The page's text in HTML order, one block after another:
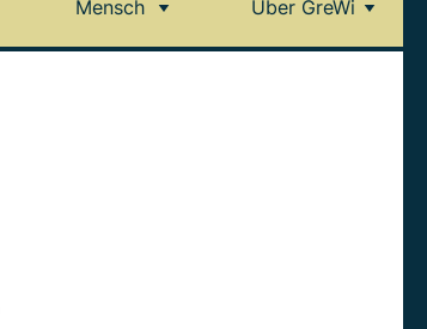
Mensch Über GreWi